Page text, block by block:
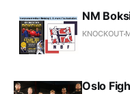
NM
KNOCKOUT
Oslo